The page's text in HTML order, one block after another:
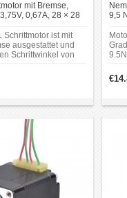
bei der
erfordern. Zu den
mit Bremse,
0,67A, 28 × 28
Schrittmotor ist mit
ausgestattet und
Schrittwinkel von
9,5